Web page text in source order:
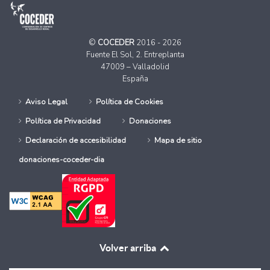
© COCEDER 2016 - 2026
Fuente El Sol, 2. Entreplanta
47009 – Valladolid
España
Aviso Legal
Política de Cookies
Política de Privacidad
Donaciones
Declaración de accesibilidad
Mapa de sitio
donaciones-coceder-dia
Volver arriba